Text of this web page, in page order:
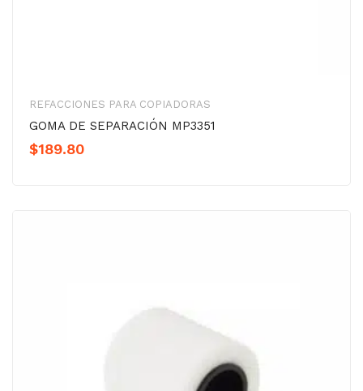
REFACCIONES PARA COPIADORAS
GOMA DE SEPARACIÓN MP3351
$189.80